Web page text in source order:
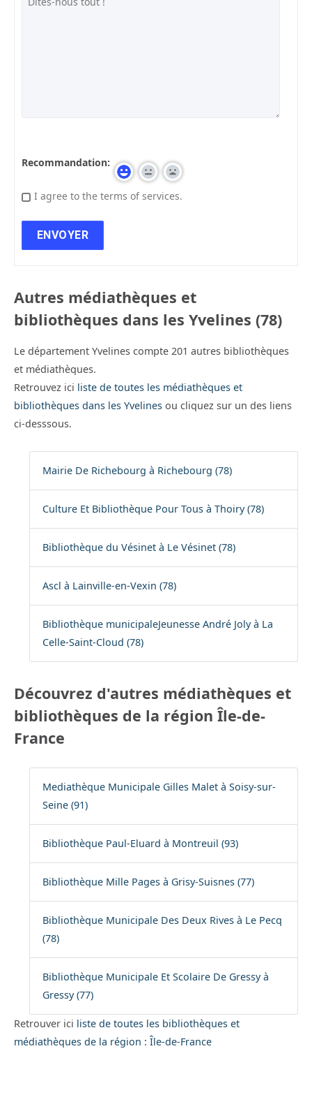
Recommandation:
I agree to the terms of services.
Autres médiathèques et
bibliothèques dans les Yvelines (78)
Le département Yvelines compte 201 autres bibliothèques
et médiathèques.
Retrouvez ici liste de toutes les médiathèques et
bibliothèques dans les Yvelines ou cliquez sur un des liens
ci-desssous.
Mairie De Richebourg à Richebourg (78)
Culture Et Bibliothèque Pour Tous à Thoiry (78)
Bibliothèque du Vésinet à Le Vésinet (78)
Ascl à Lainville-en-Vexin (78)
Bibliothèque municipaleJeunesse André Joly à La
Celle-Saint-Cloud (78)
Découvrez d'autres médiathèques et
bibliothèques de la région Île-de-
France
Mediathèque Municipale Gilles Malet à Soisy-sur-
Seine (91)
Bibliothèque Paul-Eluard à Montreuil (93)
Bibliothèque Mille Pages à Grisy-Suisnes (77)
Bibliothèque Municipale Des Deux Rives à Le Pecq
(78)
Bibliothèque Municipale Et Scolaire De Gressy à
Gressy (77)
Retrouver ici liste de toutes les bibliothèques et
médiathèques de la région : Île-de-France